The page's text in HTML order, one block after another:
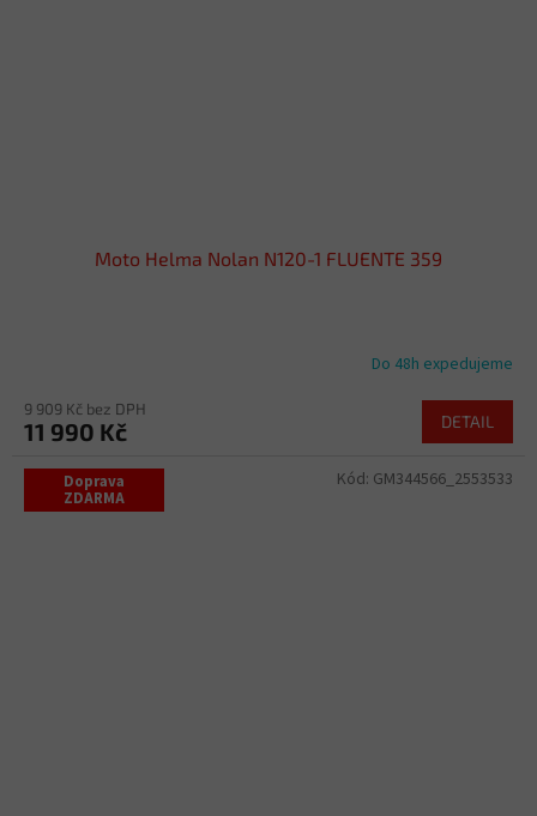
Moto Helma Nolan N120-1 FLUENTE 359
Do 48h expedujeme
9 909 Kč bez DPH
11 990 Kč DETAIL
Doprava
ZDARMA
Kód: GM344566_2553533